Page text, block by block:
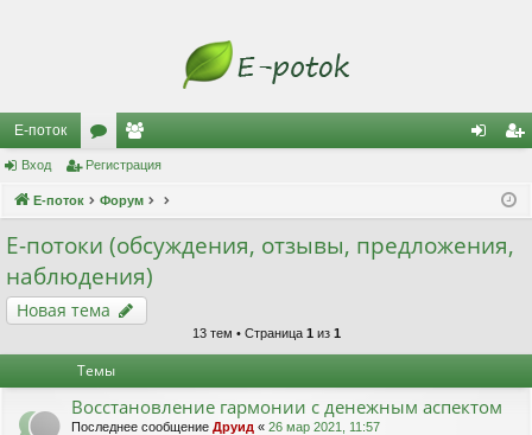
Е-поток
ор
ум
ол
ьз
ов
ат
ел
ис
Вход Регистрация
Е-поток Форум
Е-потоки (обсуждения, отзывы, предложения,
наблюдения)
Новая тема
13 тем • Страница 1 из 1
Темы
Восстановление гармонии с денежным аспектом
Последнее сообщение Друид « 26 мар 2021, 11:57